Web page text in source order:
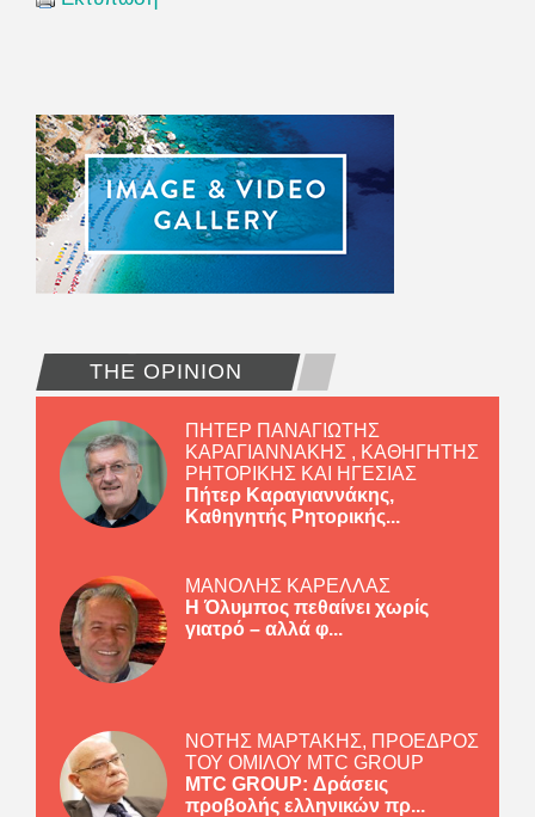
THE OPINION
ΠΗΤΕΡ ΠΑΝΑΓΙΩΤΗΣ
ΚΑΡΑΓΙΑΝΝΑΚΗΣ , ΚΑΘΗΓΗΤΗΣ
ΡΗΤΟΡΙΚΗΣ ΚΑΙ ΗΓΕΣΙΑΣ
Πήτερ Καραγιαννάκης,
Καθηγητής Ρητορικής...
ΜΑΝΟΛΗΣ ΚΑΡΕΛΛΑΣ
Η Όλυμπος πεθαίνει χωρίς
γιατρό – αλλά φ...
ΝΟΤΗΣ ΜΑΡΤΑΚΗΣ, ΠΡΟΕΔΡΟΣ
ΤΟΥ ΟΜΙΛΟΥ MTC GROUP
MTC GROUP: Δράσεις
προβολής ελληνικών πρ...